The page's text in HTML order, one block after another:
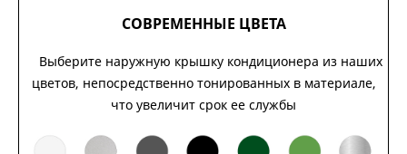
СОВРЕМЕННЫЕ ЦВЕТА
Выберите наружную крышку кондиционера из наших
цветов, непосредственно тонированных в материале,
что увеличит срок ее службы